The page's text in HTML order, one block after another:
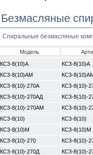
Безмасляные
Спиральные безмасляные
Модель
КС3-8(10)А
КС3-8(10)А
КС3-8(10)АМ
КС3-
КС3-8(10)-270А
КС3-8(10)-
КС3-8(10)-270АД
КС3-8(10)-
КС3-8(10)-270АМ
КС3-8(10)-
КС3-8(10)
КС3-8(10)
КС3-8(10)М
КС3-8(10)М
КС3-8(10)-270
КС3-8(10)-
КС3-8(10)-270Д
КС3-8(10)-